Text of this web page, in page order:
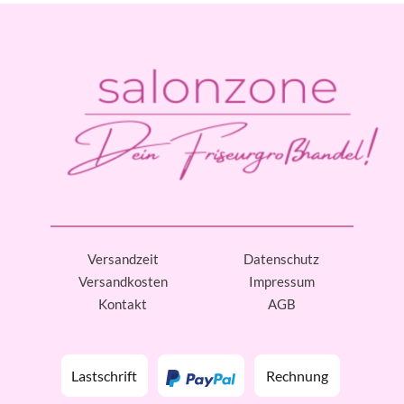
Versandzeit
Versandkosten
Kontakt
Datenschutz
Impressum
AGB
Lastschrift Rechnung